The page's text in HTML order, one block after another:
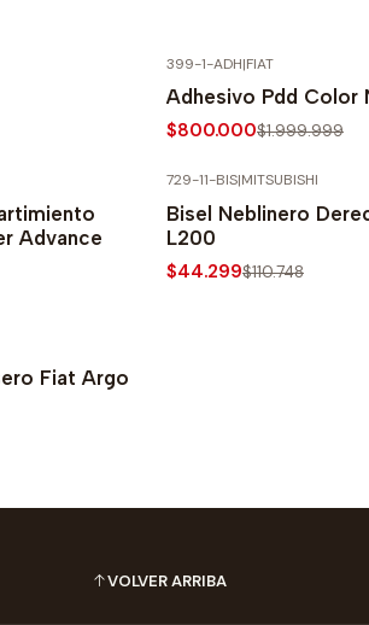
399-1-ADH|FIAT
Adhesivo Pdd Color
$800.000$1.999.999
Advance
729-11-BIS|MITSUBISHI
Bisel Neblinero
L200
$44.299$110.748
Fiat Argo
VOLVER ARRIBA